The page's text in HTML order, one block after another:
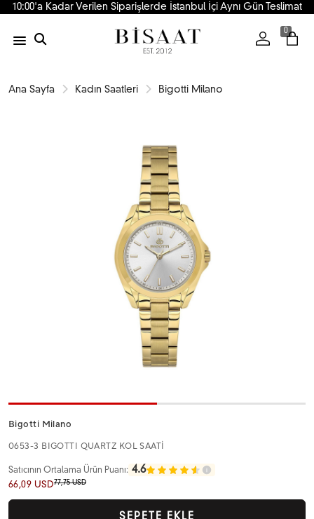
10:00'a Kadar Verilen Siparişlerde İstanbul İçi Aynı Gün Teslimat
0
Ana Sayfa Kadın Saatleri Bigotti Milano
Bigotti Milano
0653-3 BIGOTTI QUARTZ KOL SAATİ
Satıcının Ortalama Ürün Puanı: 4.6
66,09 USD77,75 USD
SEPETE EKLE